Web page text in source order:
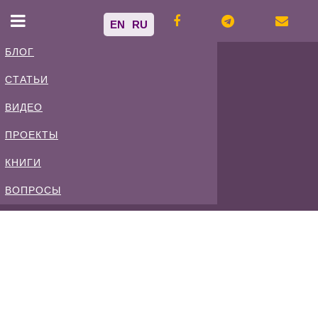
БЛОГ
СТАТЬИ
ВИДЕО
ПРОЕКТЫ
КНИГИ
ВОПРОСЫ
EN RU
Спиваковский
Блог